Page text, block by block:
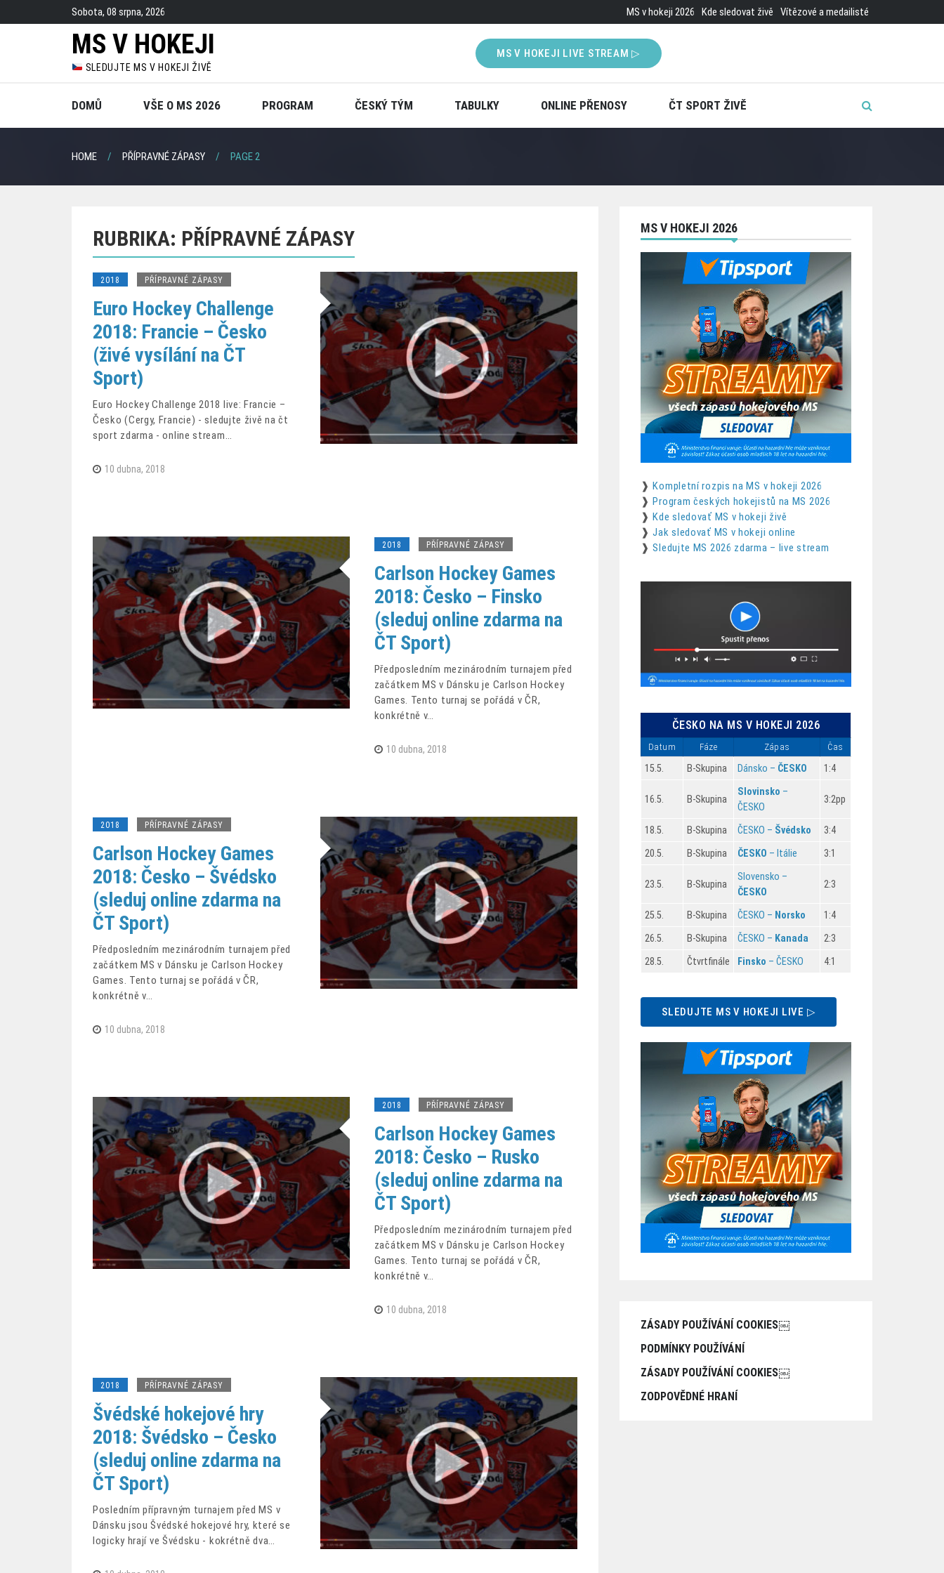
to
Sobota, 08 srpna, 2026 MS v hokeji 2026 Kde sledovat živě Vítězové a medailisté
MS V HOKEJI
SLEDUJTE MS V HOKEJI ŽIVĚ
MS V HOKEJI LIVE STREAM ▷
DOMŮ VŠE O MS 2026 PROGRAM ČESKÝ TÝM TABULKY ONLINE PŘENOSY ČT SPORT ŽIVĚ
HOME PŘÍPRAVNÉ ZÁPASY PAGE 2
RUBRIKA: PŘÍPRAVNÉ ZÁPASY
2018 PŘÍPRAVNÉ ZÁPASY
Euro Hockey Challenge
2018: Francie – Česko
(živé vysílání na ČT
Sport)
Euro Hockey Challenge 2018 live: Francie –
Česko (Cergy, Francie) - sledujte živě na čt
sport zdarma - online stream…
10 dubna, 2018
2018 PŘÍPRAVNÉ ZÁPASY
Carlson Hockey Games
2018: Česko – Finsko
(sleduj online zdarma na
ČT Sport)
Předposledním mezinárodním turnajem před
začátkem MS v Dánsku je Carlson Hockey
Games. Tento turnaj se pořádá v ČR,
konkrétně v…
10 dubna, 2018
2018 PŘÍPRAVNÉ ZÁPASY
Carlson Hockey Games
2018: Česko – Švédsko
(sleduj online zdarma na
ČT Sport)
Předposledním mezinárodním turnajem před
začátkem MS v Dánsku je Carlson Hockey
Games. Tento turnaj se pořádá v ČR,
konkrétně v…
10 dubna, 2018
2018 PŘÍPRAVNÉ ZÁPASY
Carlson Hockey Games
2018: Česko – Rusko
(sleduj online zdarma na
ČT Sport)
Předposledním mezinárodním turnajem před
začátkem MS v Dánsku je Carlson Hockey
Games. Tento turnaj se pořádá v ČR,
konkrétně v…
10 dubna, 2018
2018 PŘÍPRAVNÉ ZÁPASY
Švédské hokejové hry
2018: Švédsko – Česko
(sleduj online zdarma na
ČT Sport)
Posledním přípravným turnajem před MS v
Dánsku jsou Švédské hokejové hry, které se
logicky hrají ve Švédsku - kokrétně dva…
MS V HOKEJI 2026
❱Kompletní rozpis na MS v hokeji 2026
❱Program českých hokejistů na MS 2026
❱Kde sledovať MS v hokeji živě
❱Jak sledovať MS v hokeji online
❱Sledujte MS 2026 zdarma – live stream
ČESKO NA MS V HOKEJI 2026
Datum Fáze Zápas Čas
15.5. B-Skupina Dánsko – ČESKO 1:4
16.5. B-Skupina
Slovinsko –
ČESKO
3:2pp
18.5. B-Skupina ČESKO – Švédsko 3:4
20.5. B-Skupina ČESKO – Itálie 3:1
23.5. B-Skupina
Slovensko –
ČESKO
2:3
25.5. B-Skupina ČESKO – Norsko 1:4
26.5. B-Skupina ČESKO – Kanada 2:3
28.5. Čtvrtfinále Finsko – ČESKO 4:1
SLEDUJTE MS V HOKEJI LIVE ▷
ZÁSADY POUŽÍVÁNÍ COOKIES￼
PODMÍNKY POUŽÍVÁNÍ
ZÁSADY POUŽÍVÁNÍ COOKIES￼
ZODPOVĚDNÉ HRANÍ